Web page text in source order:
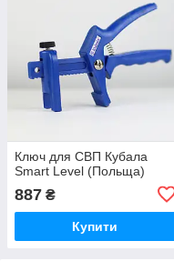
Ключ для СВП Кубала
Smart Level (Польща)
887 ₴
Купити